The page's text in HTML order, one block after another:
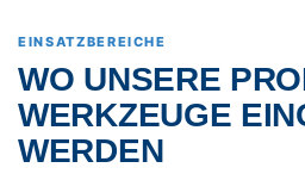
EINSATZBEREICHE
WO UNSERE
WERKZEUGE
WERDEN